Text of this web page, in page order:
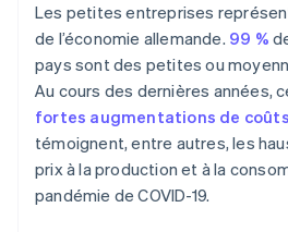
Traitement des paiements
Traitement des taxes
Service d’assistance
Création de contenu et
Logistique
Les petites entreprises
de l’économie allemande. 99 %
pays sont des petites ou
Au cours des dernières années,
fortes augmentations de coûts
témoignent, entre autres, les
prix à la production et à la
pandémie de COVID-19.